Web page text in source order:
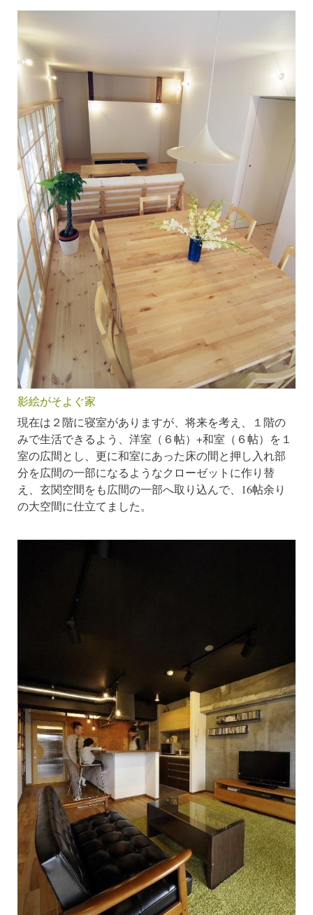
影絵がそよぐ家
現在は２階に寝室がありますが、将来を考え、１階の
みで生活できるよう、洋室（６帖）+和室（６帖）を１
室の広間とし、更に和室にあった床の間と押し入れ部
分を広間の一部になるようなクローゼットに作り替
え、玄関空間をも広間の一部へ取り込んで、16帖余り
の大空間に仕立てました。